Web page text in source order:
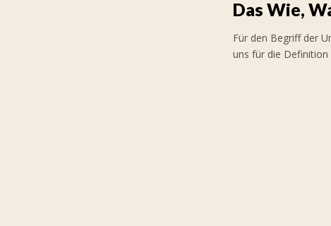
Das Wie,
Für den Begriff der
uns für die Definition